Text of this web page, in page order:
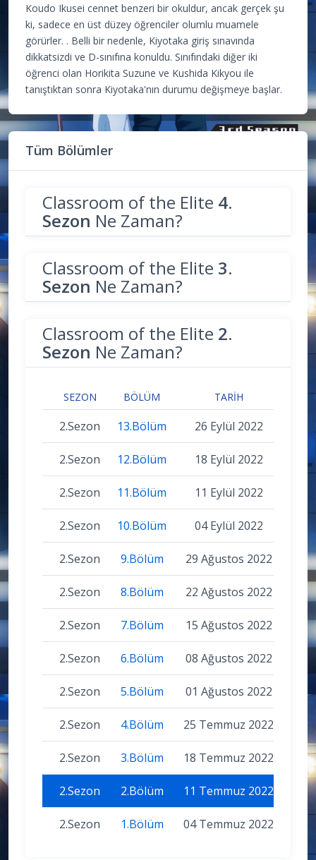
Koudo Ikusei cennet benzeri bir okuldur, ancak gerçek şu
ki, sadece en üst düzey öğrenciler olumlu muamele
görürler. . Belli bir nedenle, Kiyotaka giriş sınavında
dikkatsizdi ve D-sınıfına konuldu. Sınıfındaki diğer iki
öğrenci olan Horikita Suzune ve Kushida Kikyou ile
tanıştıktan sonra Kiyotaka'nın durumu değişmeye başlar.
Tüm Bölümler
Classroom of the Elite 4.
Sezon Ne Zaman?
Classroom of the Elite 3.
Sezon Ne Zaman?
Classroom of the Elite 2.
Sezon Ne Zaman?
SEZON BÖLÜM TARIH
2.Sezon 13.Bölüm 26 Eylül 2022
2.Sezon 12.Bölüm 18 Eylül 2022
2.Sezon 11.Bölüm 11 Eylül 2022
2.Sezon 10.Bölüm 04 Eylül 2022
2.Sezon 9.Bölüm 29 Ağustos 2022
2.Sezon 8.Bölüm 22 Ağustos 2022
2.Sezon 7.Bölüm 15 Ağustos 2022
2.Sezon 6.Bölüm 08 Ağustos 2022
2.Sezon 5.Bölüm 01 Ağustos 2022
2.Sezon 4.Bölüm 25 Temmuz 2022
2.Sezon 3.Bölüm 18 Temmuz 2022
2.Sezon 2.Bölüm 11 Temmuz 2022
2.Sezon 1.Bölüm 04 Temmuz 2022